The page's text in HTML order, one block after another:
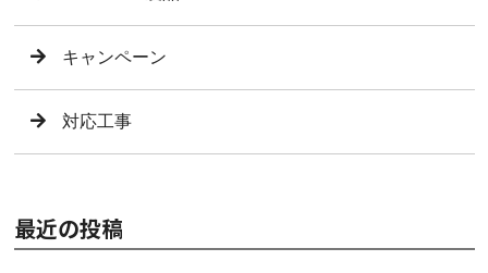
キャンペーン
対応工事
最近の投稿